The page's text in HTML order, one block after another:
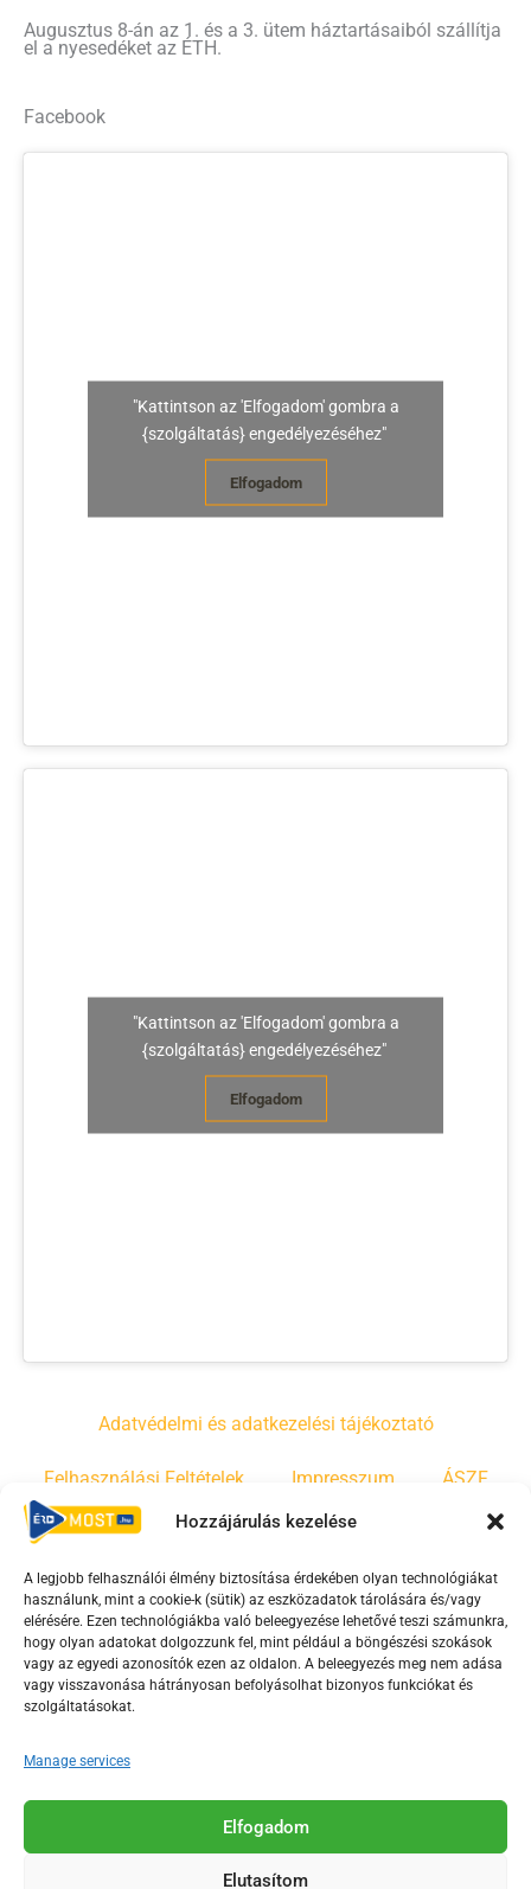
Hozzájárulás kezelése
A legjobb felhasználói élmény biztosítása érdekében olyan technológiákat
használunk, mint a cookie-k (sütik) az eszközadatok tárolására és/vagy
elérésére. Ezen technológiákba való beleegyezése lehetővé teszi számunkra,
hogy olyan adatokat dolgozzunk fel, mint például a böngészési szokások
vagy az egyedi azonosítók ezen az oldalon. A beleegyezés meg nem adása
vagy visszavonása hátrányosan befolyásolhat bizonyos funkciókat és
szolgáltatásokat.
Manage services
Elfogadom
Elutasítom
Augusztus 8-án az 1. és a 3. ütem háztartásaiból szállítja
el a nyesedéket az ÉTH.
Facebook
"Kattintson az 'Elfogadom' gombra a
{szolgáltatás} engedélyezéséhez"
Elfogadom
"Kattintson az 'Elfogadom' gombra a
{szolgáltatás} engedélyezéséhez"
Elfogadom
Adatvédelmi és adatkezelési tájékoztató
Felhasználási Feltételek Impresszum ÁSZF
Irányelvek Moderálási szabályzat
F
a
c
e
o
o
-
Y
o
u
t
b
e
s
T
i
k
Az Érd Média médiaszolgáltatási tevékenységét a
Médiatanács a Magyar Média Mecenatúra program